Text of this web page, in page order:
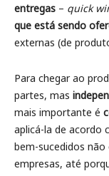
entregas – quick
que está sendo
externas (de
Para chegar ao
partes, mas
mais importante é
aplicá-la de acordo
bem-sucedidos
empresas, até